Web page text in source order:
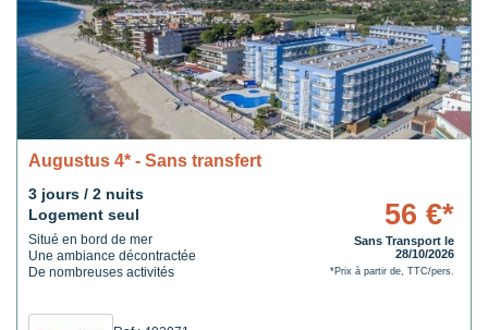
Augustus 4* - Sans transfert
3 jours / 2 nuits
Logement seul
Situé en bord de mer
Une ambiance décontractée
De nombreuses activités
56 €*
Sans Transport le
28/10/2026
*Prix à partir de, TTC/pers.